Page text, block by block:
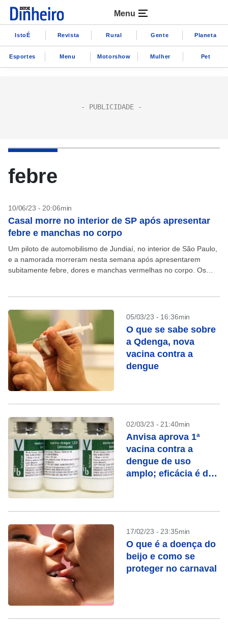
Menu
IstoÉ Revista Rural Gente Planeta
Esportes Menu Motorshow Mulher Pet
febre
10/06/23 - 20:06min
Casal morre no interior de SP após apresentar
febre e manchas no corpo
Um piloto de automobilismo de Jundiaí, no interior de São Paulo,
e a namorada morreram nesta semana após apresentarem
subitamente febre, dores e manchas vermelhas no corpo. Os
05/03/23 - 16:36min
O que se sabe sobre
a Qdenga, nova
vacina contra a
dengue
02/03/23 - 21:40min
Anvisa aprova 1ª
vacina contra a
dengue de uso
amplo; eficácia é de
17/02/23 - 23:35min
O que é a doença do
beijo e como se
proteger no carnaval